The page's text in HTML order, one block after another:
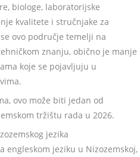
biologe, laboratorijske
kvalitete i stručnjake za
ovo područje temelji na
znanju, obično je manje
koje se pojavljuju u
ovo može biti jedan od
tržištu rada u 2026.
jezika
engleskom jeziku u Nizozemskoj,